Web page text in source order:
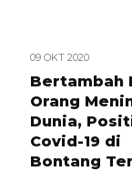
09 OKT 2020
Bertambah
Orang
Dunia,
Covid-19 di
Bontang